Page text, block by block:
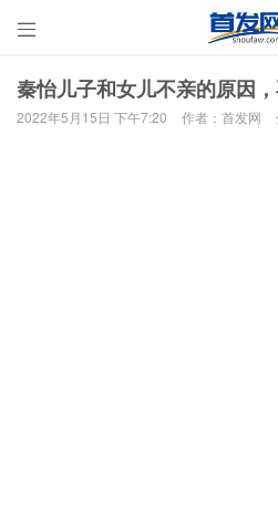

秦怡儿子和女儿不亲的原因
2022年5月15日 下午7:20 作者：首发网